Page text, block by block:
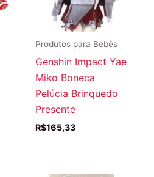
Produtos para Bebês
Genshin Impact Yae
Miko Boneca
Pelúcia Brinquedo
Presente
R$165,33